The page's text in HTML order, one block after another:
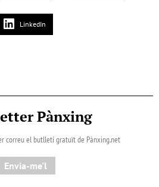
LinkedIn
Pànxing
correu el butlletí gratuït de Pànxing.net​
Envia-me'l